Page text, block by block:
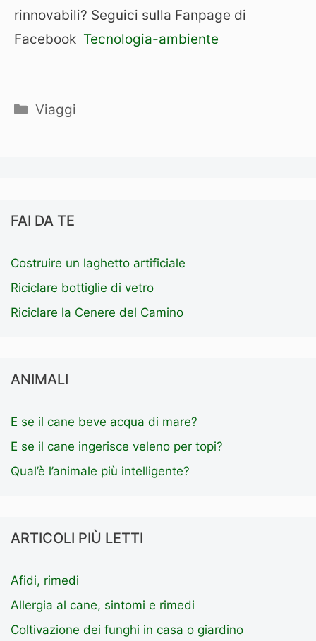
rinnovabili? Seguici sulla Fanpage di
Facebook Tecnologia-ambiente
Categorie
Viaggi
FAI DA TE
Costruire un laghetto artificiale
Riciclare bottiglie di vetro
Riciclare la Cenere del Camino
ANIMALI
E se il cane beve acqua di mare?
E se il cane ingerisce veleno per topi?
Qual’è l’animale più intelligente?
ARTICOLI PIÙ LETTI
Afidi, rimedi
Allergia al cane, sintomi e rimedi
Coltivazione dei funghi in casa o giardino